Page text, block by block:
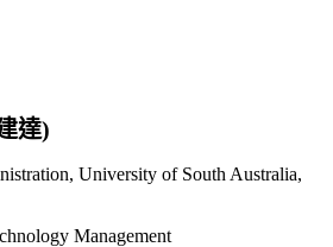
達)
University of South Australia,
Management